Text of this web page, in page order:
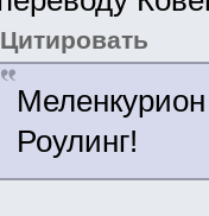
Цитировать
Роулинг!